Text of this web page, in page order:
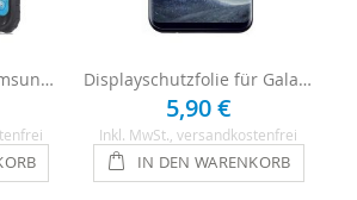
Outdoor Hülle für Samsung Galaxy S8 Plus - Schwarz Displayschutzfolie für Galaxy S8 Plus - 3x
5,90 €
Inkl. MwSt. , versandkostenfrei
IN DEN WARENKORB